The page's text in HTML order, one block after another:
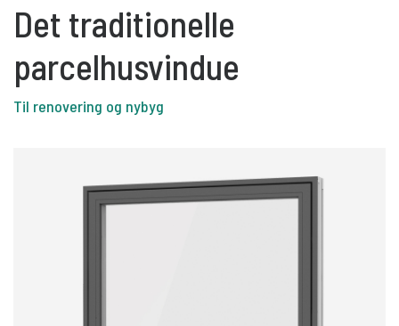
Det traditionelle
parcelhusvindue
Til renovering og nybyg